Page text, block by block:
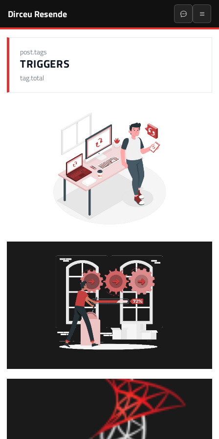
Dirceu Resende
post.tags
TRIGGERS
tag.total
SQL Server - Como sincronizar dados de
uma tabela entre bases diferentes
utilizando Trigger
13 de agosto de 2022 4 min de leitura
SQL Server - Como identificar e
monitorar a execução de triggers
7 min de leitura